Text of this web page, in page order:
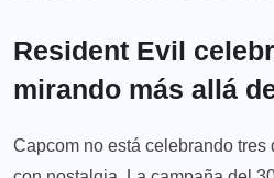
Resident Evil
mirando más allá
Capcom no está celebrando tres